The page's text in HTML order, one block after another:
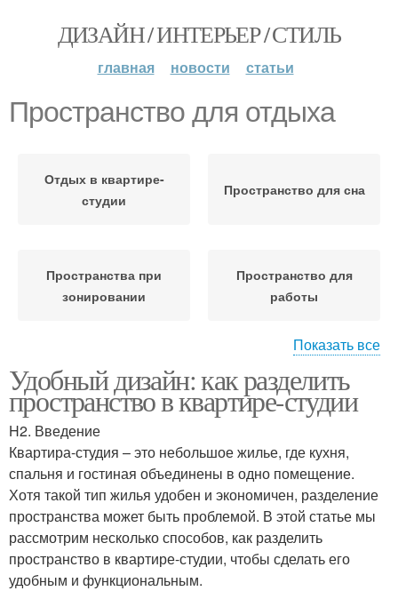
ДИЗАЙН / ИНТЕРЬЕР / СТИЛЬ
главная новости статьи
Пространство для отдыха
Отдых в квартире-
студии
Пространство для сна
Пространства при
зонировании
Пространство для
работы
Отдых в офисе Отдых в компаниях
Показать все
Удобный дизайн: как разделить
пространство в квартире-студии
H2. Введение
Квартира-студия – это небольшое жилье, где кухня,
спальня и гостиная объединены в одно помещение.
Хотя такой тип жилья удобен и экономичен, разделение
пространства может быть проблемой. В этой статье мы
рассмотрим несколько способов, как разделить
пространство в квартире-студии, чтобы сделать его
удобным и функциональным.